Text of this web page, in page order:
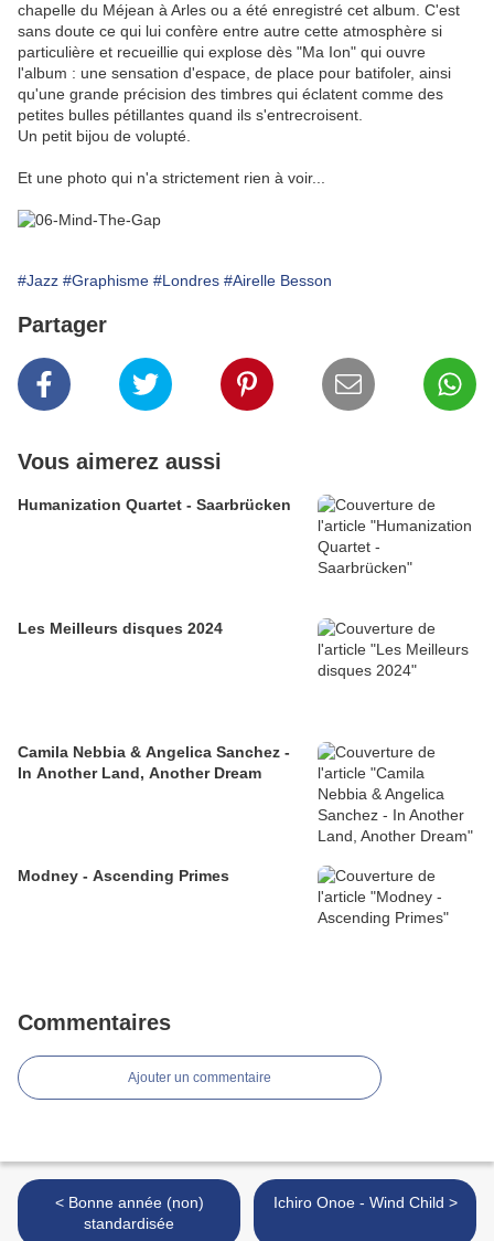
chapelle du Méjean à Arles ou a été enregistré cet album. C'est
sans doute ce qui lui confère entre autre cette atmosphère si
particulière et recueillie qui explose dès "Ma Ion" qui ouvre
l'album : une sensation d'espace, de place pour batifoler, ainsi
qu'une grande précision des timbres qui éclatent comme des
petites bulles pétillantes quand ils s'entrecroisent.
Un petit bijou de volupté.
Et une photo qui n'a strictement rien à voir...
#Jazz #Graphisme #Londres #Airelle Besson
Partager
Vous aimerez aussi
Humanization Quartet - Saarbrücken
Les Meilleurs disques 2024
Camila Nebbia & Angelica Sanchez -
In Another Land, Another Dream
Modney - Ascending Primes
Commentaires
Ajouter un commentaire
< Bonne année (non)
standardisée
Ichiro Onoe - Wind Child >